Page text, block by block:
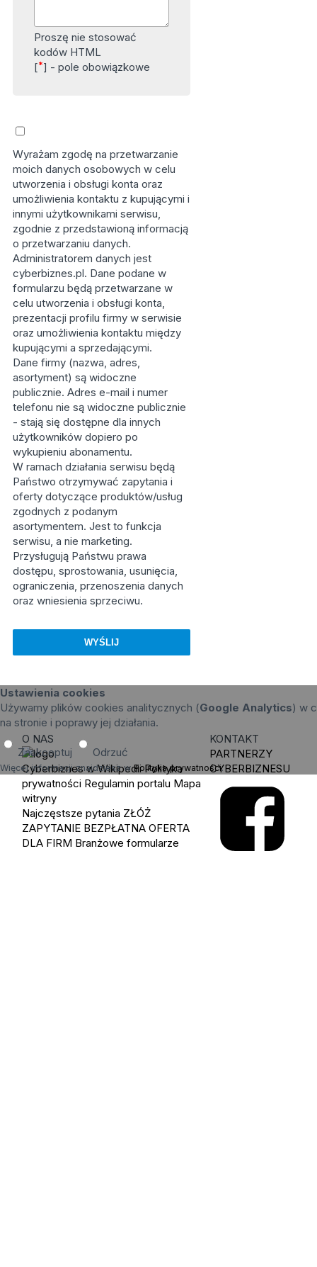
Proszę nie stosować
kodów HTML
[*] - pole obowiązkowe
Wyrażam zgodę na przetwarzanie
moich danych osobowych w celu
utworzenia i obsługi konta oraz
umożliwienia kontaktu z kupującymi i
innymi użytkownikami serwisu,
zgodnie z przedstawioną informacją
o przetwarzaniu danych.
Administratorem danych jest
cyberbiznes.pl. Dane podane w
formularzu będą przetwarzane w
celu utworzenia i obsługi konta,
prezentacji profilu firmy w serwisie
oraz umożliwienia kontaktu między
kupującymi a sprzedającymi.
Dane firmy (nazwa, adres,
asortyment) są widoczne
publicznie. Adres e-mail i numer
telefonu nie są widoczne publicznie
- stają się dostępne dla innych
użytkowników dopiero po
wykupieniu abonamentu.
W ramach działania serwisu będą
Państwo otrzymywać zapytania i
oferty dotyczące produktów/usług
zgodnych z podanym
asortymentem. Jest to funkcja
serwisu, a nie marketing.
Przysługują Państwu prawa
dostępu, sprostowania, usunięcia,
ograniczenia, przenoszenia danych
oraz wniesienia sprzeciwu.
Ustawienia cookies
Używamy plików cookies analitycznych (Google Analytics) w
na stronie i poprawy jej działania.
Zaakceptuj Odrzuć
Więcej informacji znajdziesz wPolityka prywatności.
O NAS
Cyberbiznes w Wikipedii Polityka
prywatności Regulamin portalu Mapa
witryny
Najczęstsze pytania ZŁÓŻ
ZAPYTANIE BEZPŁATNA OFERTA
DLA FIRM Branżowe formularze
KONTAKT
PARTNERZY
CYBERBIZNESU